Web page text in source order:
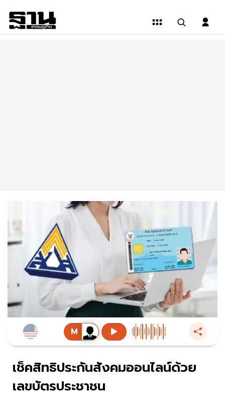
เช็คสิทธิประกันสังคมออนไลน์ด้วย
เลขบัตรประชาชน